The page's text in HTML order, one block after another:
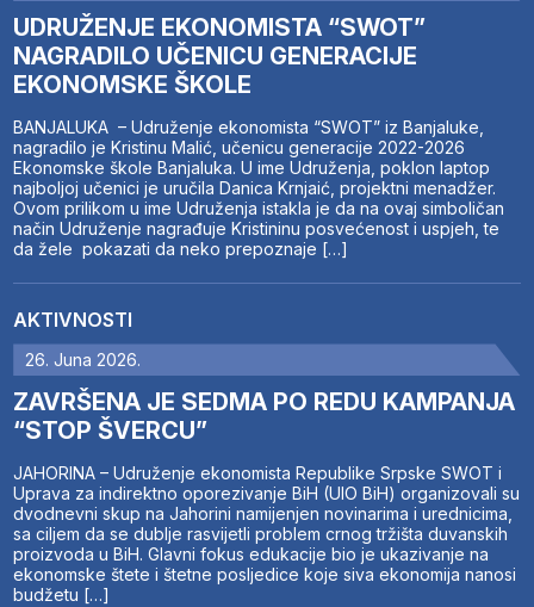
UDRUŽENJE EKONOMISTA “SWOT”
NAGRADILO UČENICU GENERACIJE
EKONOMSKE ŠKOLE
BANJALUKA – Udruženje ekonomista “SWOT” iz Banjaluke,
nagradilo je Kristinu Malić, učenicu generacije 2022-2026
Ekonomske škole Banjaluka. U ime Udruženja, poklon laptop
najboljoj učenici je uručila Danica Krnjaić, projektni menadžer.
Ovom prilikom u ime Udruženja istakla je da na ovaj simboličan
način Udruženje nagrađuje Kristininu posvećenost i uspjeh, te
da žele pokazati da neko prepoznaje […]
AKTIVNOSTI
26. Juna 2026.
ZAVRŠENA JE SEDMA PO REDU KAMPANJA
“STOP ŠVERCU”
JAHORINA – Udruženje ekonomista Republike Srpske SWOT i
Uprava za indirektno oporezivanje BiH (UIO BiH) organizovali su
dvodnevni skup na Jahorini namijenjen novinarima i urednicima,
sa ciljem da se dublje rasvijetli problem crnog tržišta duvanskih
proizvoda u BiH. Glavni fokus edukacije bio je ukazivanje na
ekonomske štete i štetne posljedice koje siva ekonomija nanosi
budžetu […]